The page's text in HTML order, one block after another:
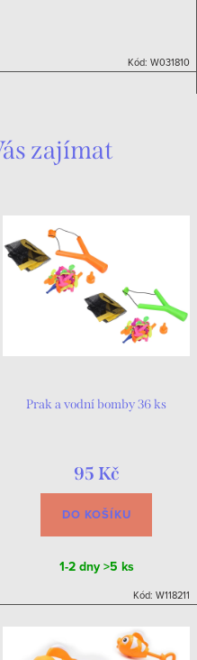
Kód: W031810
zajímat
Prak a vodní bomby 36 ks
95 Kč
DO KOŠÍKU
1-2 dny >5 ks
Kód: W118211